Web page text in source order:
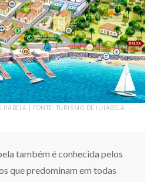
| FONTE: TURISMO DE ILHABELA
também é conhecida pelos
que predominam em todas